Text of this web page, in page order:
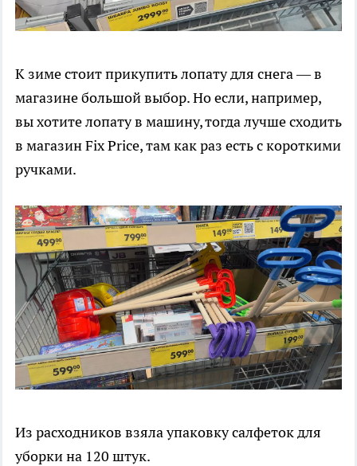
К зиме стоит прикупить лопату для снега — в
магазине большой выбор. Но если, например,
вы хотите лопату в машину, тогда лучше сходить
в магазин Fix Price, там как раз есть с короткими
ручками.
Из расходников взяла упаковку салфеток для
уборки на 120 штук.